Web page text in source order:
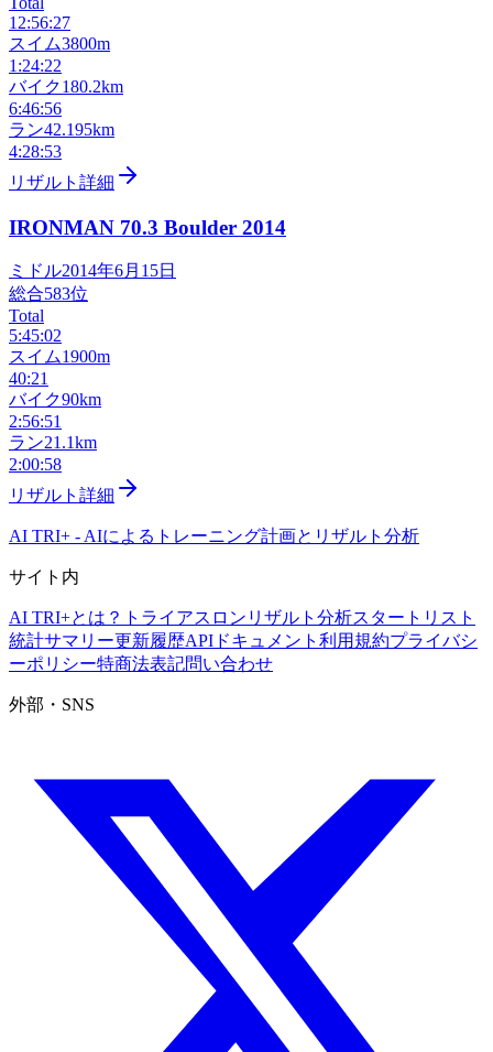
12:56:27
スイム3800m
1:24:22
バイク180.2km
6:46:56
ラン42.195km
4:28:53
リザルト詳細
IRONMAN 70.3 Boulder 2014
ミドル2014年6月15日
総合583位
Total
5:45:02
スイム1900m
40:21
バイク90km
2:56:51
ラン21.1km
2:00:58
リザルト詳細
AI TRI+ - AIによるトレーニング計画とリザルト分析
サイト内
AI TRI+とは？ トライアスロンリザルト分析スタートリスト
統計サマリー更新履歴APIドキュメント 利用規約プライバシ
ーポリシー特商法表記問い合わせ
外部・SNS